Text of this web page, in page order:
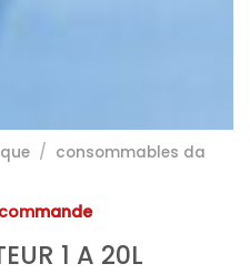
/ consommables da
1 A 20L